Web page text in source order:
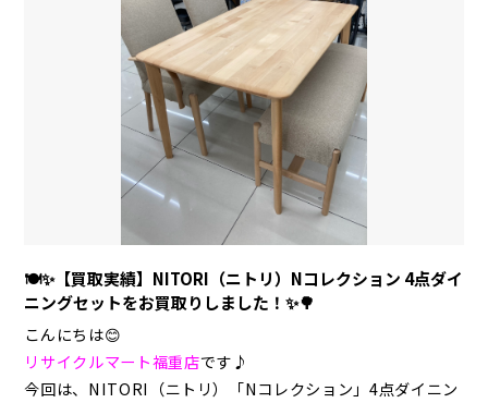
🍽️✨【買取実績】NITORI（ニトリ）Nコレクション 4点ダイ
ニングセットをお買取りしました！✨🌳
こんにちは😊
リサイクルマート福重店です♪
今回は、NITORI（ニトリ）「Nコレクション」4点ダイニン